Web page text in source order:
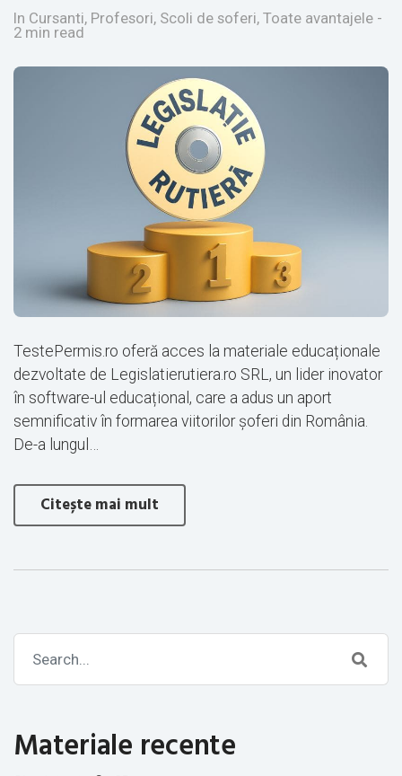
In Cursanti, Profesori, Scoli de soferi, Toate avantajele -
2 min read
TestePermis.ro oferă acces la materiale educaționale
dezvoltate de Legislatierutiera.ro SRL, un lider inovator
în software-ul educațional, care a adus un aport
semnificativ în formarea viitorilor șoferi din România.
De-a lungul…
Citește mai mult
Materiale recente